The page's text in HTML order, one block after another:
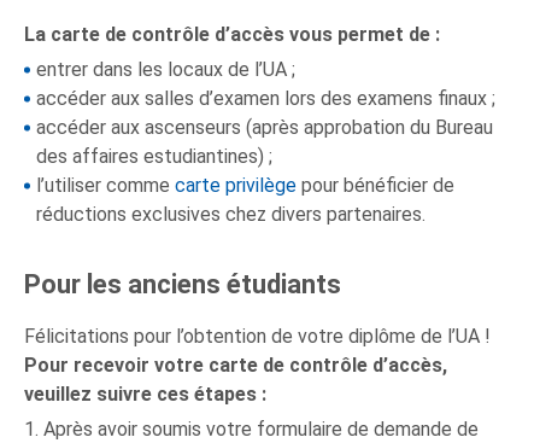
La carte de contrôle d’accès vous permet de :
entrer dans les locaux de l’UA ;
accéder aux salles d’examen lors des examens finaux ;
accéder aux ascenseurs (après approbation du Bureau
des affaires estudiantines) ;
l’utiliser comme carte privilège pour bénéficier de
réductions exclusives chez divers partenaires.
Pour les anciens étudiants
Félicitations pour l’obtention de votre diplôme de l’UA !
Pour recevoir votre carte de contrôle d’accès,
veuillez suivre ces étapes :
1. Après avoir soumis votre formulaire de demande de